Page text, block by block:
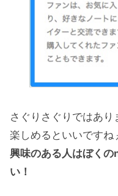
さぐりさぐりではあ
楽しめるといいです
興味のある人はぼくの
い！